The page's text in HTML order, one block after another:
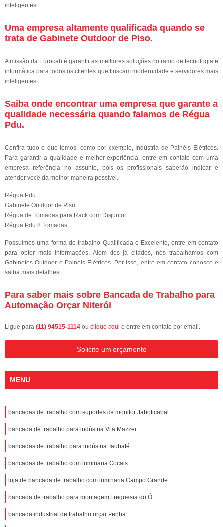
inteligentes.
Uma empresa altamente qualificada quando se
trata de Gabinete Outdoor de Piso.
A missão da Eurocab é garantir as melhores soluções no ramo de tecnologia e
informática para todos os clientes que buscam modernidade e servidores mais
inteligentes.
Saiba onde encontrar uma empresa que garante a
qualidade necessária quando falamos de Régua
Pdu.
Confira tudo o que temos, como por exemplo, Indústria de Painéis Elétricos.
Para garantir a qualidade e melhor experiência, entre em contato com uma
empresa referência no assunto, pois os profissionais saberão indicar e
atender você da melhor maneira possível.
Régua Pdu
Gabinete Outdoor de Piso
Régua de Tomadas para Rack com Disjuntor
Régua Pdu 8 Tomadas
Possuímos uma forma de trabalho Qualificada e Excelente, entre em contato
para obter mais informações. Além dos já citados, nós trabalhamos com
Gabinetes Outdoor e Painéis Elétricos. Por isso, entre em contato conosco e
saiba mais detalhes.
Para saber mais sobre Bancada de Trabalho para
Automação Orçar Niterói
Ligue para (11) 94515-1114 ou clique aqui e entre em contato por email.
Solicite um orçamento
MENU
bancadas de trabalho com suportes de monitor Jaboticabal
bancada de trabalho para indústria Vila Mazzei
bancadas de trabalho para indústria Taubaté
bancadas de trabalho com luminaria Cocais
loja de bancada de trabalho com luminaria Campo Grande
bancada de trabalho para montagem Freguesia do Ó
bancada industrial de trabalho orçar Penha